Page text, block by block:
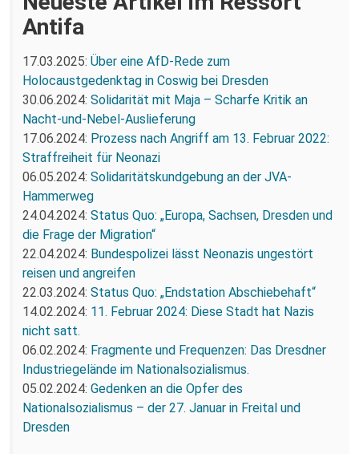
Antifa
17.03.2025: Über eine AfD-Rede zum
Holocaustgedenktag in Coswig bei Dresden
30.06.2024: Solidarität mit Maja – Scharfe Kritik an
Nacht-und-Nebel-Auslieferung
17.06.2024: Prozess nach Angriff am 13. Februar 2022:
Straffreiheit für Neonazi
06.05.2024: Solidaritätskundgebung an der JVA-
Hammerweg
24.04.2024: Status Quo: „Europa, Sachsen, Dresden und
die Frage der Migration“
22.04.2024: Bundespolizei lässt Neonazis ungestört
reisen und angreifen
22.03.2024: Status Quo: „Endstation Abschiebehaft“
14.02.2024: 11. Februar 2024: Diese Stadt hat Nazis
nicht satt.
06.02.2024: Fragmente und Frequenzen: Das Dresdner
Industriegelände im Nationalsozialismus.
05.02.2024: Gedenken an die Opfer des
Nationalsozialismus – der 27. Januar in Freital und
Dresden